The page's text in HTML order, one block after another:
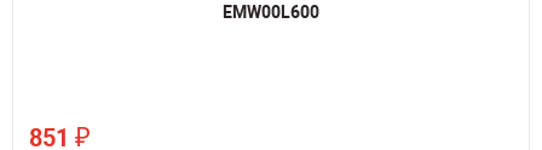
EMW00L600
851 ₽